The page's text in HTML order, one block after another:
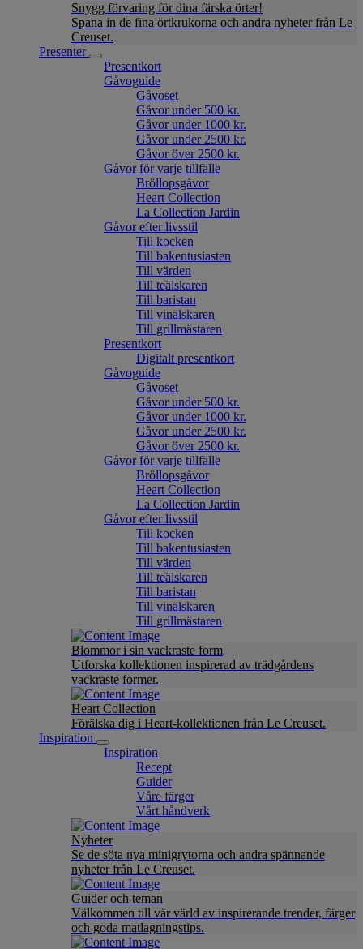
Snygg förvaring för dina färska örter!
Spana in de fina örtkrukorna och andra nyheter från Le
Creuset.
Presenter
Presentkort
Gåvoguide
Gåvoset
Gåvor under 500 kr.
Gåvor under 1000 kr.
Gåvor under 2500 kr.
Gåvor över 2500 kr.
Gåvor för varje tillfälle
Bröllopsgåvor
Heart Collection
La Collection Jardin
Gåvor efter livsstil
Till kocken
Till bakentusiasten
Till värden
Till teälskaren
Till baristan
Till vinälskaren
Till grillmästaren
Presentkort
Digitalt presentkort
Gåvoguide
Gåvoset
Gåvor under 500 kr.
Gåvor under 1000 kr.
Gåvor under 2500 kr.
Gåvor över 2500 kr.
Gåvor för varje tillfälle
Bröllopsgåvor
Heart Collection
La Collection Jardin
Gåvor efter livsstil
Till kocken
Till bakentusiasten
Till värden
Till teälskaren
Till baristan
Till vinälskaren
Till grillmästaren
Blommor i sin vackraste form
Utforska kollektionen inspirerad av trädgårdens
vackraste former.
Heart Collection
Förälska dig i Heart-kollektionen från Le Creuset.
Inspiration
Inspiration
Recept
Guider
Våre färger
Vårt håndverk
Nyheter
Se de söta nya minigrytorna och andra spännande
nyheter från Le Creuset.
Guider och teman
Välkommen till vår värld av inspirerande trender, färger
och goda matlagningstips.